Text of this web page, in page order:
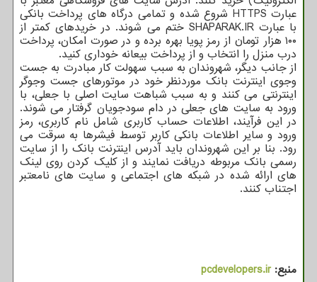
عبارت HTTPS شروع شده و تمامی درگاه های پرداخت بانکی
با عبارت SHAPARAK.IR ختم می شوند. در خریدهای کمتر از
۱۰۰ هزار تومان از رمز پویا بهره برده و در صورت امکان، پرداخت
درب منزل را انتخاب و از پرداخت بیعانه خوداری کنید.
از جانب دیگر، شهروندان به سبب سهولت کار مبادرت به جست
وجوی اینترنت بانک موردنظر خود در موتورهای جست وجوگر
اینترنتی می کنند و به سبب شباهت سایت اصلی با جعلی، با
ورود به سایت های جعلی در دام سودجویان گرفتار می شوند.
در این فرآیند، اطلاعات حساب کاربری شامل نام کاربری، رمز
ورود و سایر اطلاعات بانکی کاربر توسط فیشرها به سرقت می
رود. بنا بر این شهروندان باید آدرس اینترنت بانک را از سایت
رسمی بانک مربوطه دریافت نمایند و از کلیک کردن روی لینک
های ارائه شده در شبکه های اجتماعی و سایت های نامعتبر
اجتناب کنند.
منبع:pcdevelopers.ir